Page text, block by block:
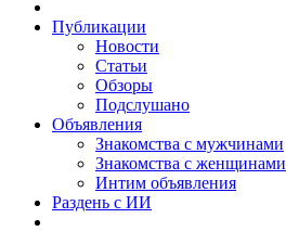
Публикации
Новости
Статьи
Обзоры
Подслушано
Объявления
Знакомства с мужчинами
Знакомства с женщинами
Интим объявления
Раздень с ИИ